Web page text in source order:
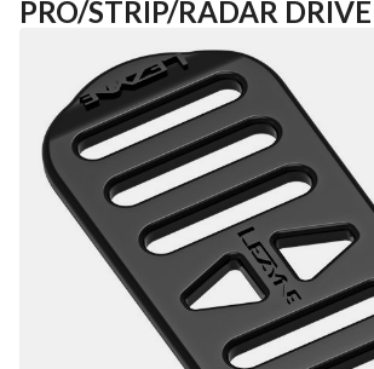
PRO/STRIP/RADAR DRIVE